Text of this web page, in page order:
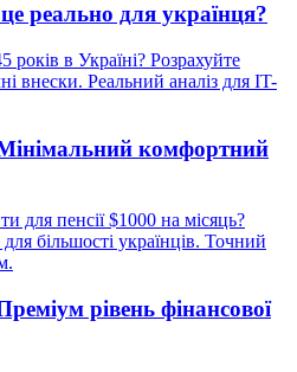
реально для українця?
в Україні? Розрахуйте
внески. Реальний аналіз для IT-
комфортний
для пенсії $1000 на місяць?
більшості українців. Точний
рівень фінансової